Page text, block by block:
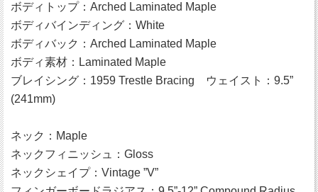
ボディトップ：Arched Laminated Maple
ボディバインディング：White
ボディバック：Arched Laminated Maple
ボディ素材：Laminated Maple
ブレイシング：1959 Trestle Bracing ウェイスト：9.5”
(241mm)
ネック：Maple
ネックフィニッシュ：Gloss
ネックシェイプ：Vintage ”V”